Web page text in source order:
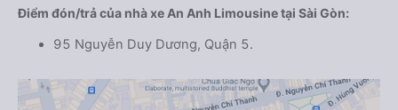
Điểm đón/trả của nhà xe An Anh Limousine tại Sài Gòn:
95 Nguyễn Duy Dương, Quận 5.